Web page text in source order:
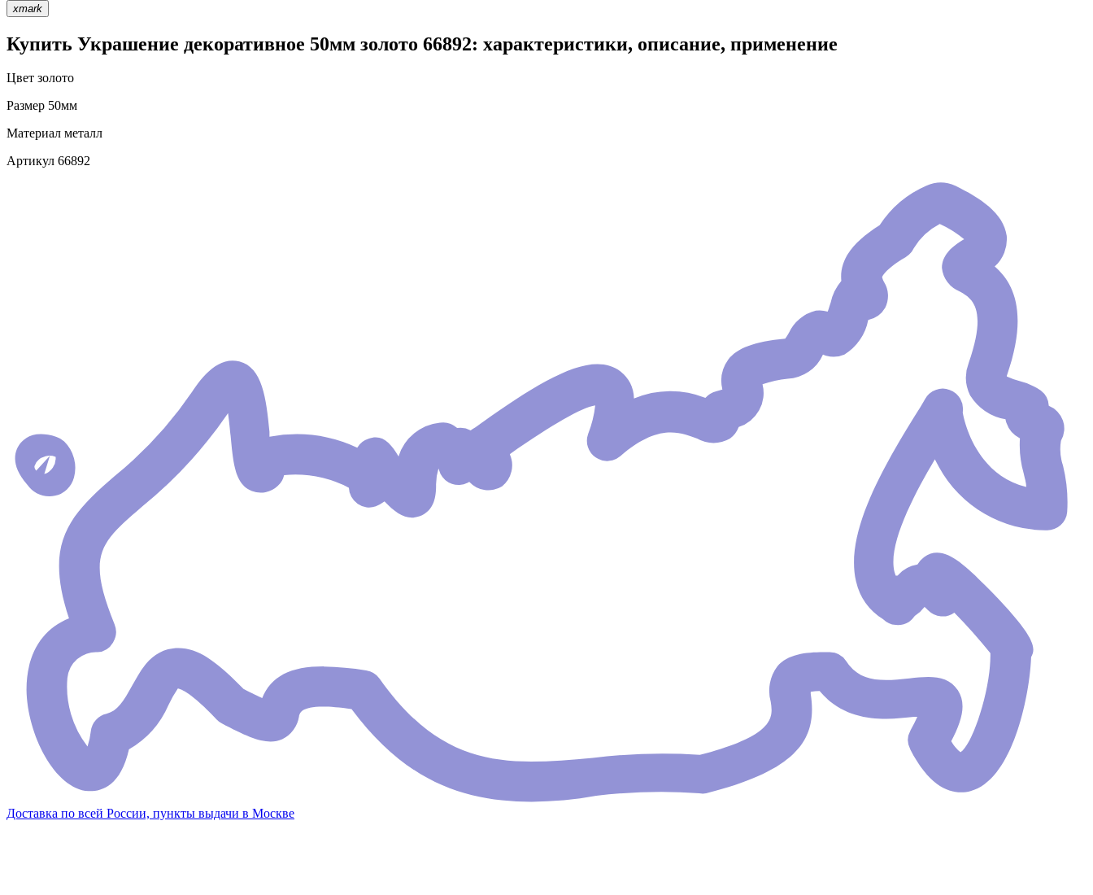
xmark
Купить Украшение декоративное 50мм золото 66892: характеристики, описание, применение
Цвет золото
Размер 50мм
Материал металл
Артикул 66892
Доставка по всей России, пункты выдачи в Москве